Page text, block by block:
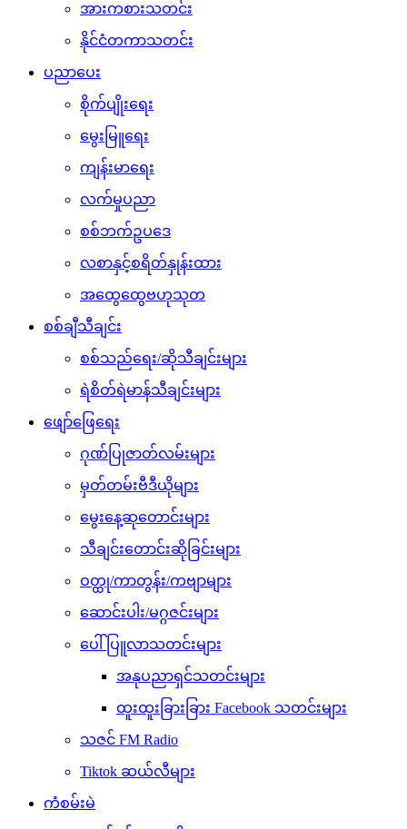
အားကစားသတင်း
နိုင်ငံတကာသတင်း
ပညာပေး
စိုက်ပျိုးရေး
မွေးမြူရေး
ကျန်းမာရေး
လက်မှုပညာ
စစ်ဘက်ဥပဒေ
လစာနှင့်စရိတ်နှုန်းထား
အထွေထွေဗဟုသုတ
စစ်ချီသီချင်း
စစ်သည်ရေး/ဆိုသီချင်းများ
ရဲစိတ်ရဲမာန်သီချင်းများ
ဖျော်ဖြေရေး
ဂုဏ်ပြုဇာတ်လမ်းများ
မှတ်တမ်းဗီဒီယိုများ
မွေးနေ့ဆုတောင်းများ
သီချင်းတောင်းဆိုခြင်းများ
ဝတ္ထု/ကာတွန်း/ကဗျာများ
ဆောင်းပါး/မဂ္ဂဇင်းများ
ပေါ်ပြူလာသတင်းများ
အနုပညာရှင်သတင်းများ
ထူးထူးခြားခြား Facebook သတင်းများ
သဇင် FM Radio
Tiktok ဆယ်လီများ
ကံစမ်းမဲ